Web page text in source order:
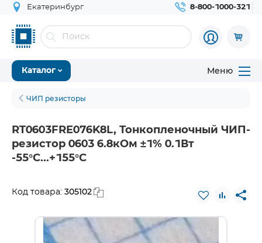
Екатеринбург 8-800-1000-321
Каталог Меню
ЧИП резисторы
RT0603FRE076K8L, Тонкопленочный ЧИП-
резистор 0603 6.8кОм ±1% 0.1Вт
-55°С...+155°С
Код товара: 305102